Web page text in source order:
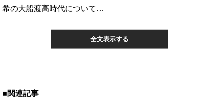
希の大船渡高時代について…
全文表示する
■関連記事